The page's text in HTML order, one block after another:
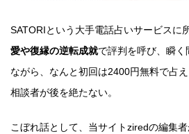
SATORIという大手電話占いサービスに所
愛や復縁の逆転成就で評判を呼び、瞬
ながら、なんと初回は2400円無料で占
相談者が後を絶たない。
こぼれ話として、当サイトziredの編集